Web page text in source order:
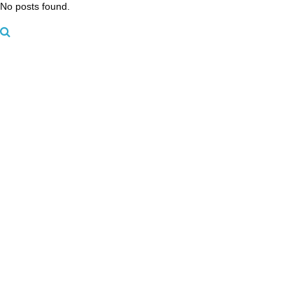
No posts found.